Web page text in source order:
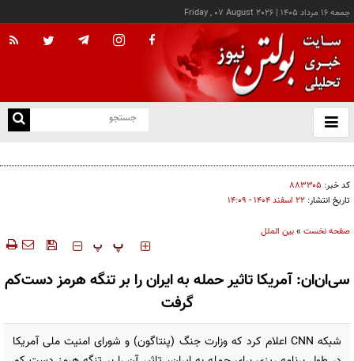
جمعه ۱۶ مرداد ۱۴۰۵ |
Friday , 07 August 2026
باز
و
کد خبر: ۸۸۳۳۰۵
تاریخ انتشار: ۲۲ اسفند ۱۴۰۴ - ۱۴:۰۹
صفحه نخست »بین الملل
‍‍‍ پ پ
سی‌ان‌ان: آمریکا تاثیر حمله به ایران را بر تنگه هرمز دست‌کم
گرفت
شبکه CNN اعلام کرد که وزارت جنگ (پنتاگون) و شورای امنیت ملی آمریکا